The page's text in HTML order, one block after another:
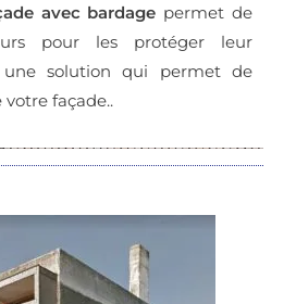
avec bardage permet de
pour les protéger leur
une solution qui permet de
façade..